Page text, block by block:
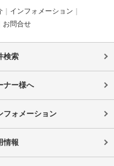
インフォメーション
お問合せ
検索
ナー様へ
フォメーション
情報